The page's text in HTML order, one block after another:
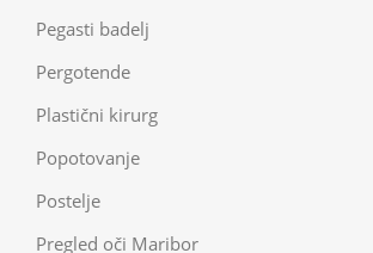
Pegasti badelj
Pergotende
Plastični kirurg
Popotovanje
Postelje
Pregled oči Maribor